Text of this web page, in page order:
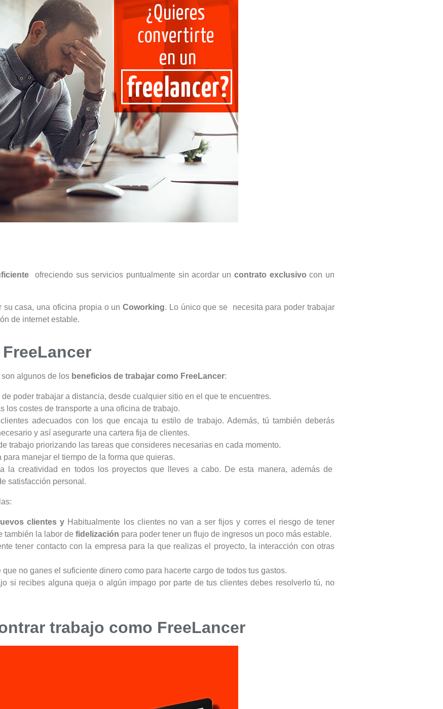
ofreciendo sus servicios puntualmente sin acordar un contrato exclusivo con un
su casa, una oficina propia o unCoworking. Lo único que se necesita para poder trabajar
de internet estable.
algunos de los beneficios de trabajar como FreeLancer:
poder trabajar a distancia, desde cualquier sitio en el que te encuentres.
los costes de transporte a una oficina de trabajo.
adecuados con los que encaja tu estilo de trabajo. Además, tú también deberás
y así asegurarte una cartera fija de clientes.
trabajo priorizando las tareas que consideres necesarias en cada momento.
manejar el tiempo de la forma que quieras.
la creatividad en todos los proyectos que lleves a cabo. De esta manera, además de
satisfacción personal.
clientes y Habitualmente los clientes no van a ser fijos y corres el riesgo de tener
también la labor de fidelización para poder tener un flujo de ingresos un poco más estable.
tener contacto con la empresa para la que realizas el proyecto, la interacción con otras
no ganes el suficiente dinero como para hacerte cargo de todos tus gastos.
si recibes alguna queja o algún impago por parte de tus clientes debes resolverlo tú, no
trabajo como FreeLancer